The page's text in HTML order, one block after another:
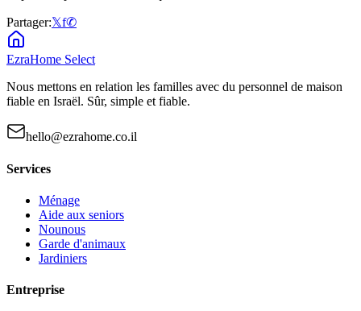
Partager:𝕏f✆
EzraHome Select
Nous mettons en relation les familles avec du personnel de maison
fiable en Israël. Sûr, simple et fiable.
hello@ezrahome.co.il
Services
Ménage
Aide aux seniors
Nounous
Garde d'animaux
Jardiniers
Entreprise